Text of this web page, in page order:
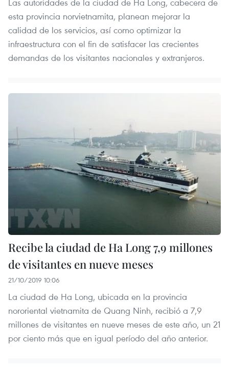
esta provincia norvietnamita, planean mejorar la
calidad de los servicios, así como optimizar la
infraestructura con el fin de satisfacer las crecientes
demandas de los visitantes nacionales y extranjeros.
Recibe la ciudad de Ha Long 7,9 millones
de visitantes en nueve meses
21/10/2019 10:06
La ciudad de Ha Long, ubicada en la provincia
nororiental vietnamita de Quang Ninh, recibió a 7,9
millones de visitantes en nueve meses de este año, un 21
por ciento más que en igual período del año anterior.